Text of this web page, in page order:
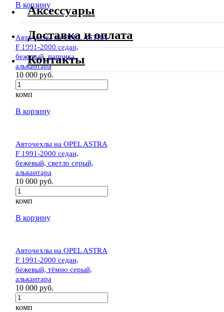
В корзину
Авточехлы на OPEL ASTRA
F 1991-2000 седан,
бежевый, паприка,
алькантара
10 000 руб.
комп
В корзину
Авточехлы на OPEL ASTRA
F 1991-2000 седан,
бежевый, светло серый,
алькантара
10 000 руб.
комп
В корзину
Авточехлы на OPEL ASTRA
F 1991-2000 седан,
бежевый, тёмно серый,
алькантара
10 000 руб.
комп
Аксессуары
Доставка и оплата
Контакты